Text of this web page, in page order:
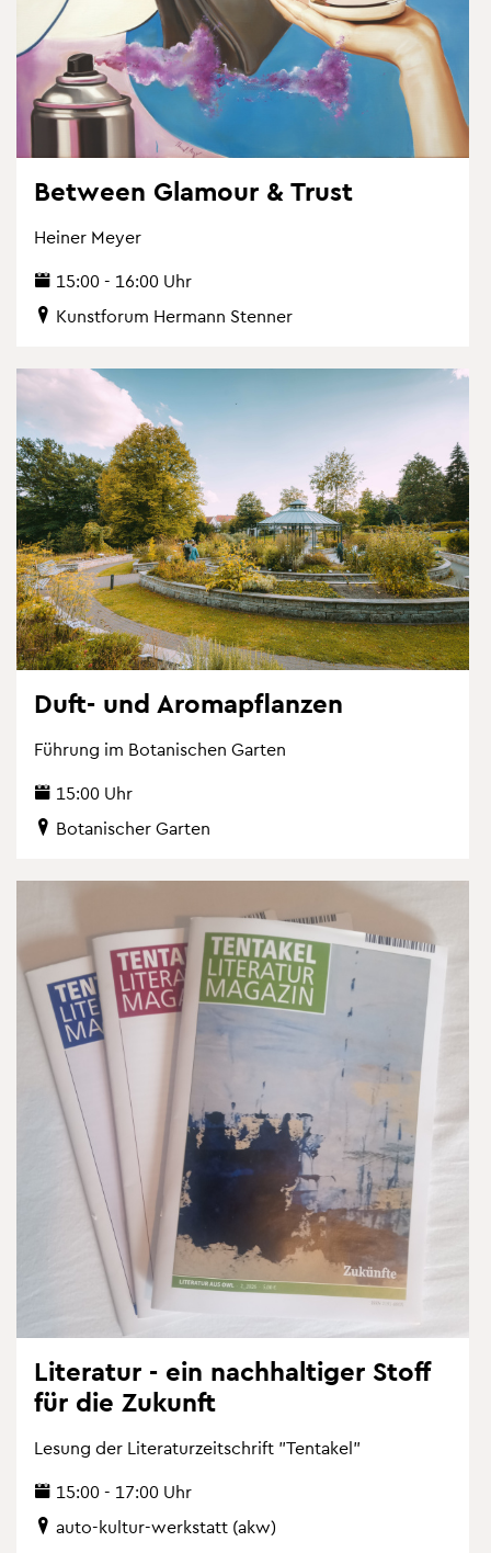
Bet­ween Gla­mour & Trust
Hei­ner Meyer
15:00 - 16:00 Uhr
Kunst­fo­rum Her­mann Sten­ner
Duft- und Aro­ma­pflan­zen
Füh­rung im Bo­ta­ni­schen Gar­ten
15:00 Uhr
Bo­ta­ni­scher Gar­ten
Li­te­ra­tur - ein nach­hal­ti­ger Stoff
für die Zu­kunft
Le­sung der Li­te­ra­tur­zeit­schrift "Ten­ta­kel"
15:00 - 17:00 Uhr
auto-kul­tur-werk­statt (akw)